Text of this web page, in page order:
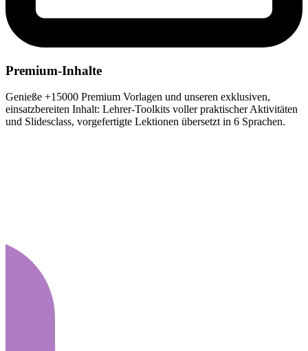
Premium-Inhalte
Genieße +15000 Premium Vorlagen und unseren exklusiven,
einsatzbereiten Inhalt: Lehrer-Toolkits voller praktischer Aktivitäten
und Slidesclass, vorgefertigte Lektionen übersetzt in 6 Sprachen.